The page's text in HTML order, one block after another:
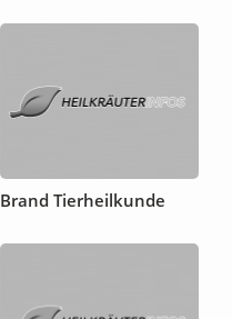
Brand Tierheilkunde